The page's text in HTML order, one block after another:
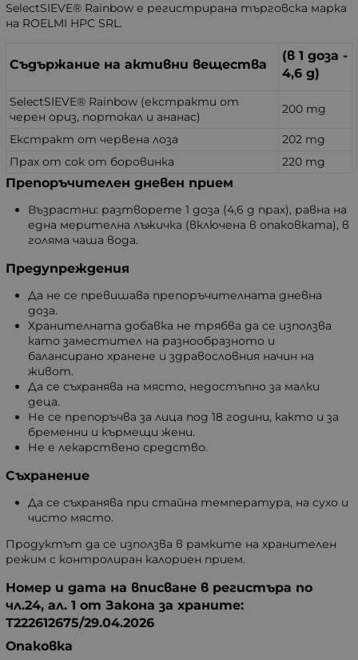
SelectSIEVE® Rainbow е регистрирана търговска марка
на ROELMI HPC SRL.
Съдържание на активни вещества
(в 1 доза -
4,6 g)
SelectSIEVE® Rainbow (екстракти от
черен ориз, портокал и ананас)
200 mg
Екстракт от червена лоза
202 mg
Прах от сок от боровинка
220 mg
Препоръчителен дневен прием
Възрастни: разтворете 1 доза (4,6 g прах), равна на
една мерителна лъжичка (включена в опаковката), в
голяма чаша вода.
Предупреждения
Да не се превишава препоръчителната дневна
доза.
Хранителната добавка не трябва да се използва
като заместител на разнообразното и
балансирано хранене и здравословния начин на
живот.
Да се съхранява на място, недостъпно за малки
деца.
Не се препоръчва за лица под 18 години, както и за
бременни и кърмещи жени.
Не е лекарствено средство.
Съхранение
Да се съхранява при стайна температура, на сухо и
чисто място.
Продуктът да се използва в рамките на хранителен
режим с контролиран калориен прием.
Номер и дата на вписване в регистъра по
чл.24, ал. 1 от Закона за храните:
Т222612675/29.04.2026
Опаковка